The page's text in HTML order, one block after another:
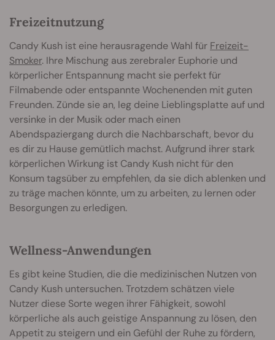
Freizeitnutzung
Candy Kush ist eine herausragende Wahl für Freizeit-
Smoker. Ihre Mischung aus zerebraler Euphorie und
körperlicher Entspannung macht sie perfekt für
Filmabende oder entspannte Wochenenden mit guten
Freunden. Zünde sie an, leg deine Lieblingsplatte auf und
versinke in der Musik oder mach einen
Abendspaziergang durch die Nachbarschaft, bevor du
es dir zu Hause gemütlich machst. Aufgrund ihrer stark
körperlichen Wirkung ist Candy Kush nicht für den
Konsum tagsüber zu empfehlen, da sie dich ablenken und
zu träge machen könnte, um zu arbeiten, zu lernen oder
Besorgungen zu erledigen.
Wellness-Anwendungen
Es gibt keine Studien, die die medizinischen Nutzen von
Candy Kush untersuchen. Trotzdem schätzen viele
Nutzer diese Sorte wegen ihrer Fähigkeit, sowohl
körperliche als auch geistige Anspannung zu lösen, den
Appetit zu steigern und ein Gefühl der Ruhe zu fördern,